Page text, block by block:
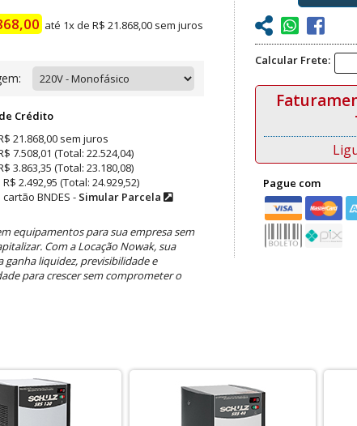
até 1x de R$ 21.868,00 sem juros
Crédito
21.868,00 sem juros
7.508,01 (Total: 22.524,04)
3.863,35 (Total: 23.180,08)
2.492,95 (Total: 24.929,52)
BNDES - Simular Parcela
equipamentos para sua empresa sem
Com a Locação Nowak, sua
ganha liquidez, previsibilidade e
para crescer sem comprometer o
Calcular Frete:
Pague com